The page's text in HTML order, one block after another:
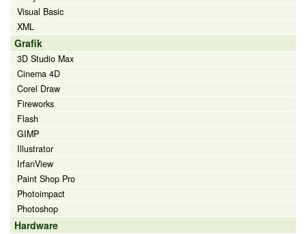
Visual Basic
XML
Grafik
3D Studio Max
Cinema 4D
Corel Draw
Fireworks
Flash
GIMP
Illustrator
IrfanView
Paint Shop Pro
Photoimpact
Photoshop
Hardware